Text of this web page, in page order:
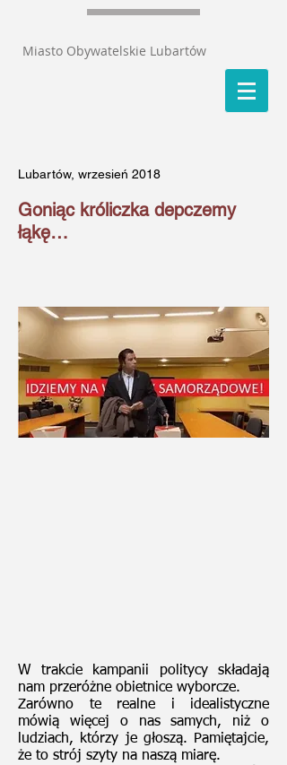
Miasto Obywatelskie Lubartów
Lubartów, wrzesień 2018
Goniąc króliczka depczemy
łąkę…
W trakcie kampanii politycy składają
nam przeróżne obietnice wyborcze.
Zarówno te realne i idealistyczne
mówią więcej o nas samych, niż o
ludziach, którzy je głoszą. Pamiętajcie,
że to strój szyty na naszą miarę.